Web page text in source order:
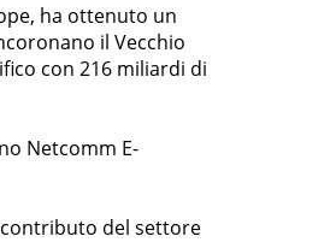
ha ottenuto un
il Vecchio
con 216 miliardi di
Netcomm E-
contributo del settore